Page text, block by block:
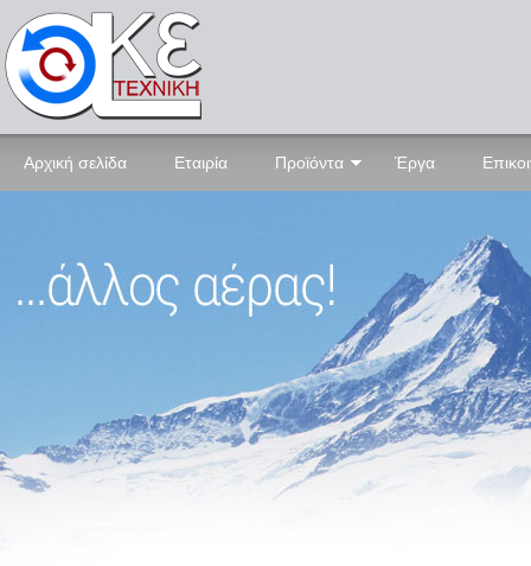
Αρχική σελίδα Εταιρία Προϊόντα Έργα